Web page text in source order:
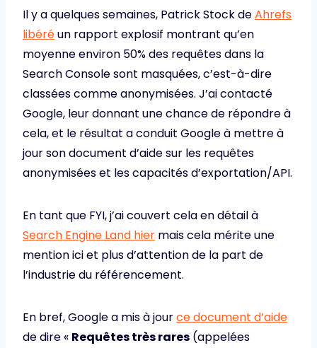
Il y a quelques semaines, Patrick Stock deAhrefs
libéréun rapport explosif montrant qu’en
moyenne environ 50% des requêtes dans la
Search Console sont masquées, c’est-à-dire
classées comme anonymisées. J’ai contacté
Google, leur donnant une chance de répondre à
cela, et le résultat a conduit Google à mettre à
jour son document d’aide sur les requêtes
anonymisées et les capacités d’exportation/API.
En tant que FYI, j’ai couvert cela en détail à
Search Engine Land hier mais cela mérite une
mention ici et plus d’attention de la part de
l’industrie du référencement.
En bref, Google a mis à jource document d’aide
de dire « Requêtes très rares (appelées